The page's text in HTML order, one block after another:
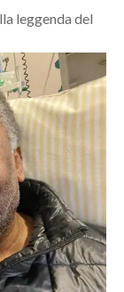
leggenda del